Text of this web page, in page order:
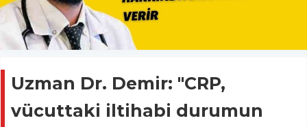
Uzman Dr. Demir: "CRP,
vücuttaki iltihabi durumun